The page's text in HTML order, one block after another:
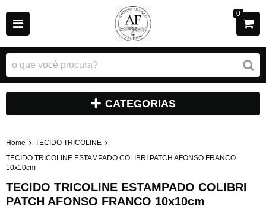
0
CATEGORIAS
Home
TECIDO TRICOLINE
TECIDO TRICOLINE ESTAMPADO COLIBRI PATCH AFONSO FRANCO
10x10cm
TECIDO TRICOLINE ESTAMPADO COLIBRI
PATCH AFONSO FRANCO 10x10cm